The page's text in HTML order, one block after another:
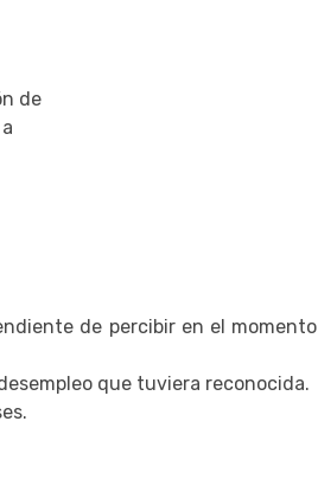
de
de percibir en el momento
que tuviera reconocida.